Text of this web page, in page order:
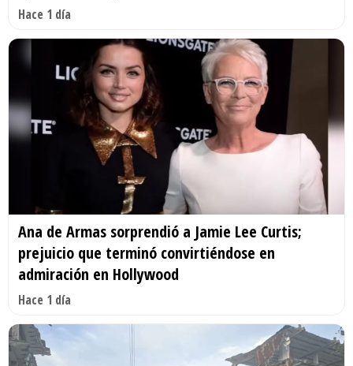
Hace 1 día
Ana de Armas sorprendió a Jamie Lee Curtis;
prejuicio que terminó convirtiéndose en
admiración en Hollywood
Hace 1 día